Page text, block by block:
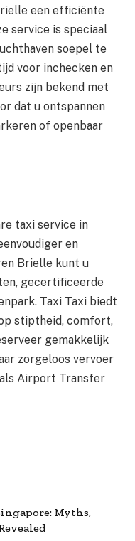
een efficiënte
service is speciaal
soepel te
voor inchecken en
zijn bekend met
dat u ontspannen
of openbaar
taxi service in
en
Brielle kunt u
gecertificeerde
Taxi Taxi biedt
stiptheid, comfort,
gemakkelijk
zorgeloos vervoer
Airport Transfer
Myths,